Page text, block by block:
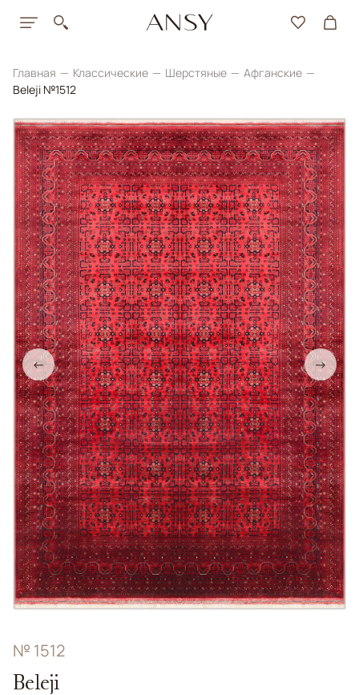
Главная Классические Шерстяные
Афганские
Beleji №1512
← →
№ 1512
Beleji